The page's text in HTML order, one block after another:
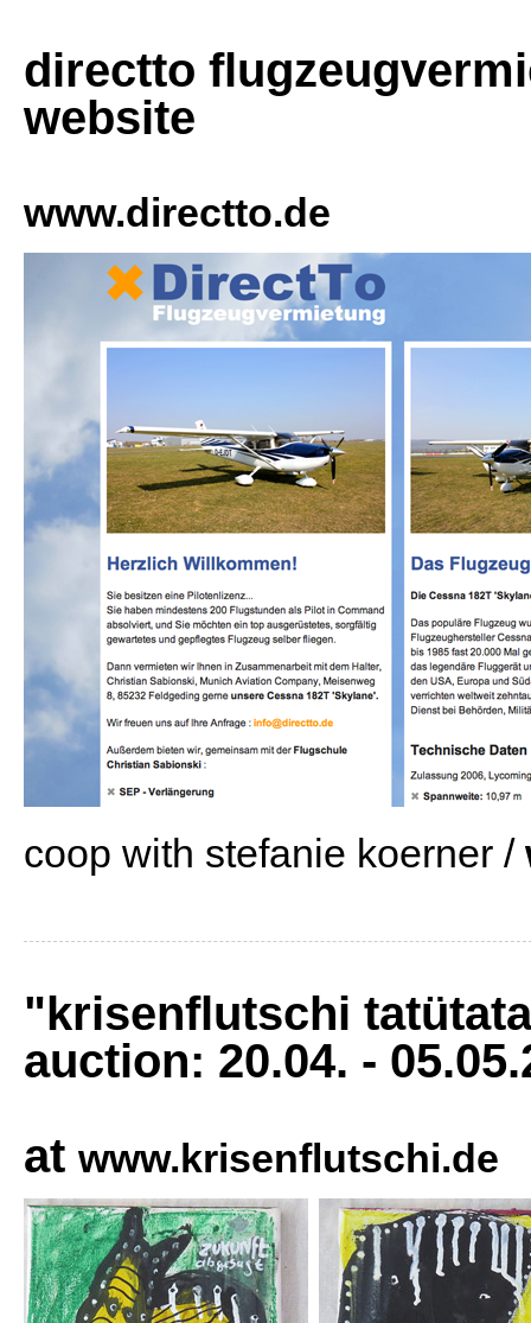
directto
website
www.directto.de
coop with stefanie koerner /
"krisenflutschi
auction: 20.04. -
at www.krisenflutschi.de